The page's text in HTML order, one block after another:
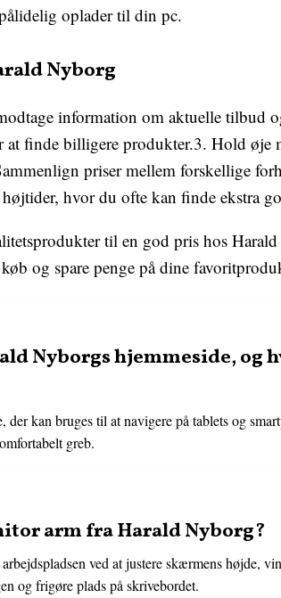
oplader til din pc.
Nyborg
information om aktuelle tilbud
finde billigere produkter.3. Hold øje
priser mellem forskellige
hvor du ofte kan finde ekstra
til en god pris hos
og spare penge på dine
Nyborgs hjemmeside,
kan bruges til at navigere på tablets og
greb.
arm fra Harald Nyborg?
ved at justere skærmens højde,
og frigøre plads på skrivebordet.